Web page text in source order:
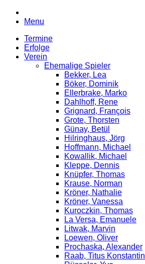
Menu
Termine
Erfolge
Verein
Ehemalige Spieler
Bekker, Lea
Böker, Dominik
Ellerbrake, Marko
Dahlhoff, Rene
Grignard, François
Grote, Thorsten
Günay, Betül
Hilringhaus, Jörg
Hoffmann, Michael
Kowallik, Michael
Kleppe, Dennis
Knüpfer, Thomas
Krause, Norman
Kröner, Nathalie
Kröner, Vanessa
Kuroczkin, Thomas
La Versa, Emanuele
Litwak, Marvin
Loewen, Oliver
Prochaska, Alexander
Raab, Titus Konstantin